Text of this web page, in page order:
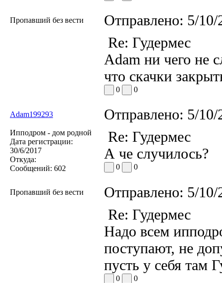
Пропавший без вести Отправлено: 5/
Re: Гудермес
Adam ни чего не
что скачки
0 0
Adam199293 Отправлено: 5/
Ипподром - дом родной
Дата регистрации:
30/6/2017
Откуда:
Сообщений: 602
Re: Гудермес
А че случилось?
0 0
Пропавший без вести Отправлено: 5/
Re: Гудермес
Надо всем
поступают, не
пусть у себя там
0 0